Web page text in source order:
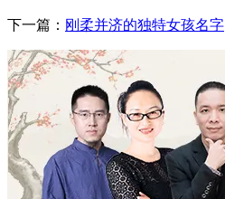
下一篇： 刚柔并济的独特女孩名字